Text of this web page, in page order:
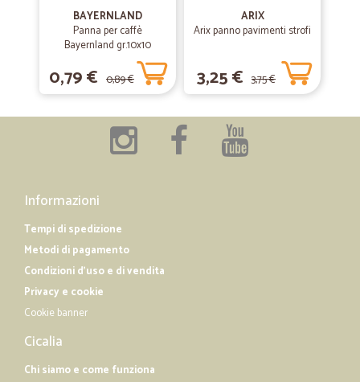
BAYERNLAND
Panna per caffè
Bayernland gr.10x10
0,79 € 0,89 €
ARIX
Arix panno pavimenti strofi
3,25 € 3,75 €
Informazioni
Tempi di spedizione
Metodi di pagamento
Condizioni d'uso e di vendita
Privacy e cookie
Cookie banner
Cicalia
Chi siamo e come funziona